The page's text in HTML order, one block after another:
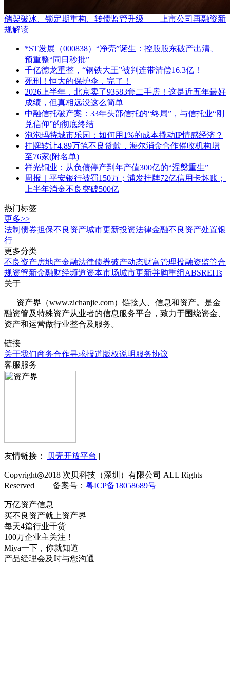
储架破冰、锁定期重构、转债监管升级——上市公司再融资新
规解读
*ST发展（000838）“净壳”诞生：控股股东破产出清、
预重整“同日秒批”
千亿德龙重整，“钢铁大王”被判连带清偿16.3亿！
死刑！恒大的保护伞，完了！
2026上半年，北京卖了93583套二手房！这是近五年最好
成绩，但真相远没这么简单
中融信托破产案：33年头部信托的“终局”，与信托业“刚
兑信仰”的彻底终结
泡泡玛特城市乐园：如何用1%的成本撬动IP情感经济？
挂牌转让4.89万笔不良贷款，海尔消金合作催收机构增
至76家(附名单)
祥光铜业：从负债停产到年产值300亿的“涅槃重生”
周报｜平安银行被罚150万；浦发挂牌72亿信用卡坏账；
上半年消金不良突破500亿
热门标签
更多>>
法制 债券担保不良资产城市更新投资法律金融不良资产处置银
行
更多分类
不良资产房地产金融法律债券破产动态财富管理投融资监管合
规资管新金融财经频道资本市场城市更新并购重组 ABSREITs
关于
资产界（www.zichanjie.com）链接人、信息和资产。是金
融资管及特殊资产从业者的信息服务平台，致力于围绕资金、
资产和运营做行业整合及服务。
链接
关于我们商务合作寻求报道版权说明 服务协议
客服服务
友情链接： 贝壳开放平台 |
Copyright◎2018 次贝科技（深圳）有限公司 ALL Rights
Reserved 备案号： 粤ICP备18058689号
万亿资产信息
买不良资产就上资产界
每天4篇行业干货
100万企业主关注！
Miya一下，你就知道
产品经理会及时与您沟通